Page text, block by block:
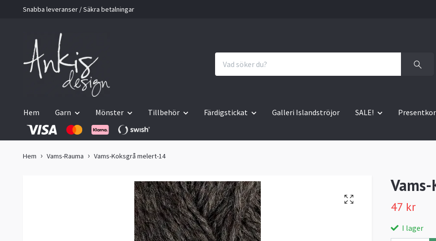
Snabba leveranser / Säkra betalningar
Hem Garn Mönster Tillbehör Färdigstickat Galleri Islandströjor SALE!
Hem Vams-Rauma Vams-Koksgrå melert-14
47 kr
I lager